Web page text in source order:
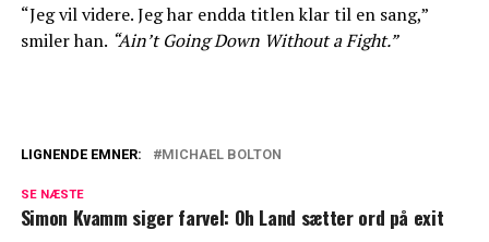
“Jeg vil videre. Jeg har endda titlen klar til en sang,”
smiler han. “Ain’t Going Down Without a Fight.”
nummer et
LIGNENDE EMNER: MICHAEL BOLTON
SE NÆSTE
Simon Kvamm siger farvel: Oh Land sætter ord på exit